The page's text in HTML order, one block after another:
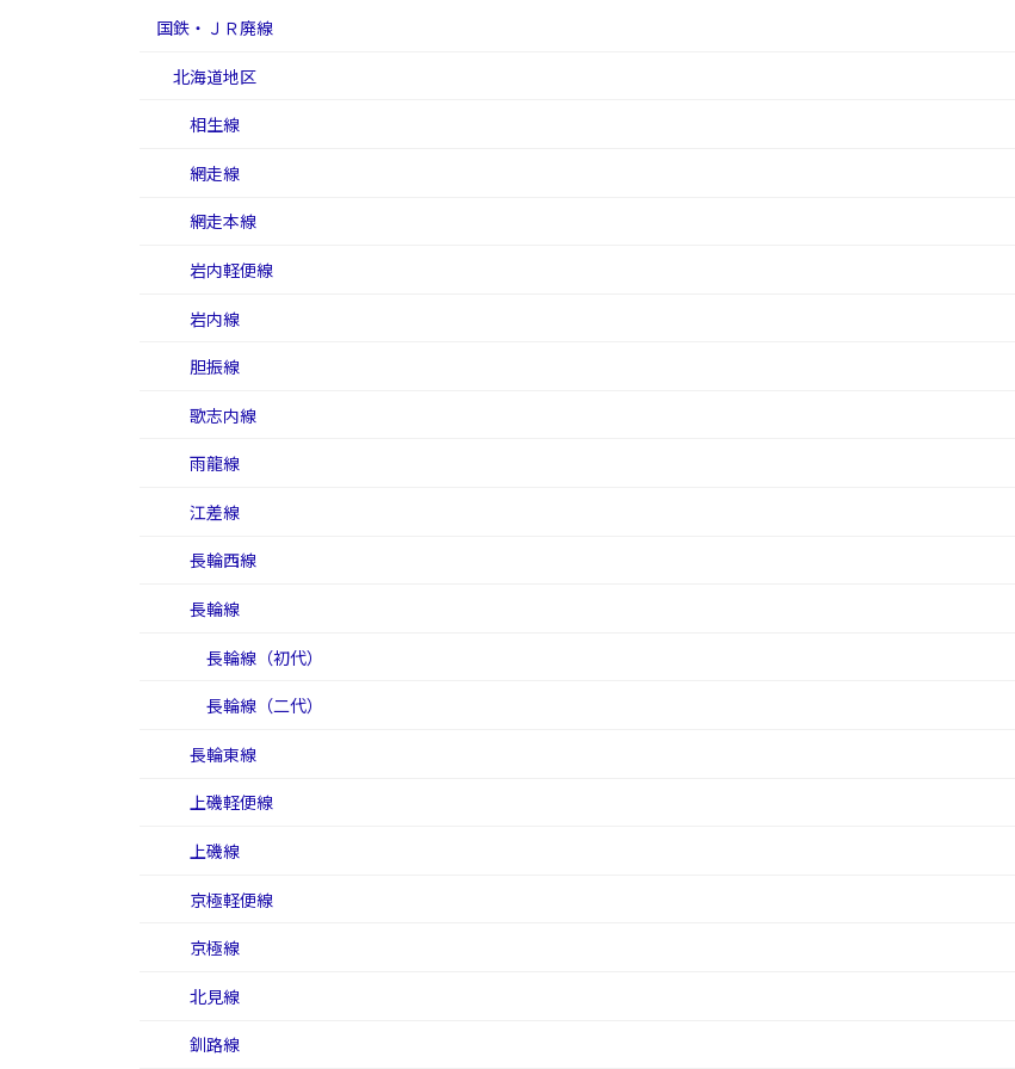
国鉄・ＪＲ廃線
北海道地区
相生線
網走線
網走本線
岩内軽便線
岩内線
胆振線
歌志内線
雨龍線
江差線
長輪西線
長輪線
長輪線（初代）
長輪線（二代）
長輪東線
上磯軽便線
上磯線
京極軽便線
京極線
北見線
釧路線